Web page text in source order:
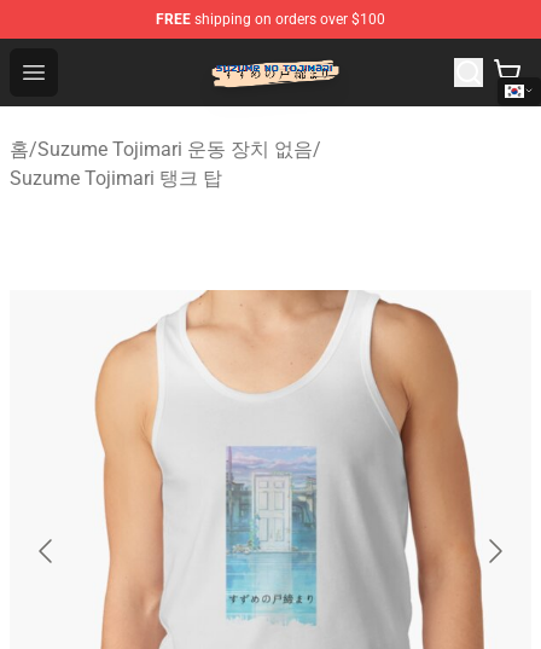
FREE shipping on orders over $100
Open menu
Suzumeno Tojimari Store - Official Suzumeno Tojimari
홈/Suzume Tojimari 운동 장치 없음/
Suzume Tojimari 탱크 탑